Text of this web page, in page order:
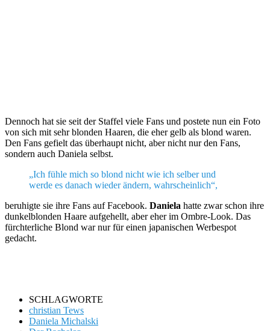
Dennoch hat sie seit der Staffel viele Fans und postete nun ein Foto
von sich mit sehr blonden Haaren, die eher gelb als blond waren.
Den Fans gefielt das überhaupt nicht, aber nicht nur den Fans,
sondern auch Daniela selbst.
„Ich fühle mich so blond nicht wie ich selber und
werde es danach wieder ändern, wahrscheinlich“,
beruhigte sie ihre Fans auf Facebook. Daniela hatte zwar schon ihre
dunkelblonden Haare aufgehellt, aber eher im Ombre-Look. Das
fürchterliche Blond war nur für einen japanischen Werbespot
gedacht.
SCHLAGWORTE
christian Tews
Daniela Michalski